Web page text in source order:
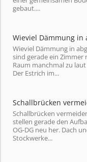
gebaut....
Wieviel Dämmung in
Wieviel Dämmung in
sind gerade ein Zimmer
Raum manchmal zu
Der Estrich im...
Schallbrücken
Schallbrücken
stellen gerade den
OG-DG neu her. Dach
Stockwerke...